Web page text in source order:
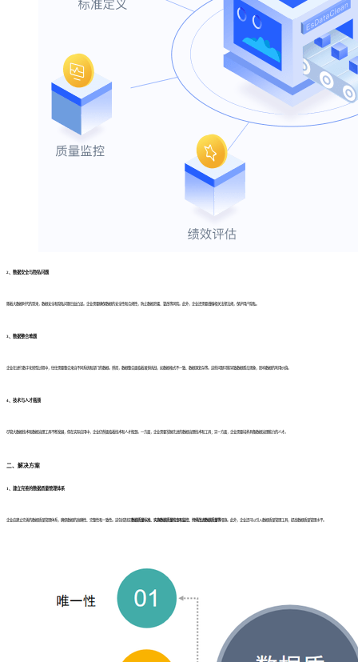
2、数据安全与隐私问题
随着大数据时代的到来，数据安全和隐私问题日益凸显。企业需要确保数据的安全性和合规性，防止数据泄露、篡改等风险。此外，企业还需要遵循相关法律法规，保护用户隐私。
3、数据整合难题
企业在进行数字化转型过程中，往往需要整合来自不同系统和部门的数据。然而，数据整合面临着诸多挑战，如数据格式不一致、数据源复杂等。这些问题可能导致数据孤岛现象，影响数据的利用价值。
4、技术与人才瓶颈
尽管大数据技术和数据治理工具不断发展，但在实际应用中，企业仍然面临着技术和人才瓶颈。一方面，企业需要掌握先进的数据治理技术和工具；另一方面，企业需要培养具备数据治理能力的人才。
二、解决方案
1、建立完善的数据质量管理体系
企业应建立完善的数据质量管理体系，确保数据的准确性、完整性和一致性。这包括制定 数据质量标准、实施数据质量检查和监控、持续改进数据质量等措施。此外，企业还可以引入数据质量管理工具，提高数据质量管理水平。